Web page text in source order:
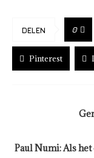
DELEN 0
Pinterest
Paul Numi: Als